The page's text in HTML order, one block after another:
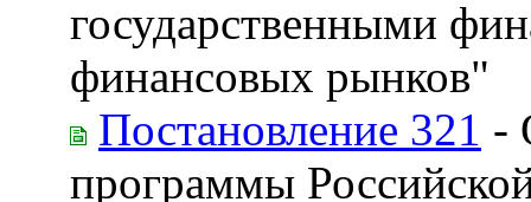
государственными
финансовых рынков"
Постановление 321 -
программы